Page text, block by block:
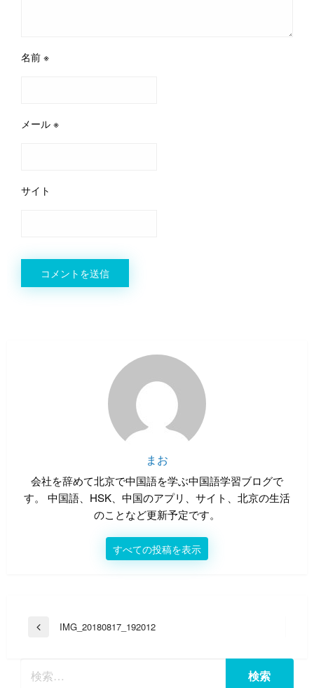
名前 ※
メール ※
サイト
まお
会社を辞めて北京で中国語を学ぶ中国語学習ブログで
す。 中国語、HSK、中国のアプリ、サイト、北京の生活
のことなど更新予定です。
すべての投稿を表示
投
稿
IMG_20180817_192012